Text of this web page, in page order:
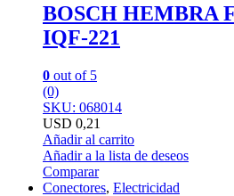
BOSCH HEMBRA
IQF-221
0 out of 5
(0)
SKU: 068014
USD 0,21
Añadir al carrito
Añadir a la lista de deseos
Comparar
Conectores, Electricidad